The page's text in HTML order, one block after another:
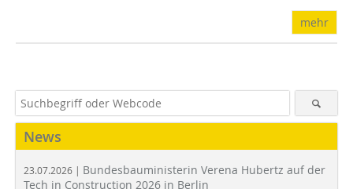
mehr
News
23.07.2026 | Bundesbauministerin Verena Hubertz auf der
Tech in Construction 2026 in Berlin